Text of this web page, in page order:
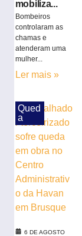
abertas
inscrições
para
desfile
setembro
agosto
mobiliza...
Bombeiros
controlaram as
chamas e
atenderam uma
mulher...
Ler mais »
Qued
a
6 DE AGOSTO